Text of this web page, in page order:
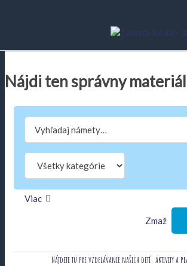
Nájdi tensprávny
Search
for:
Viac
Zmaž
Nájdete tu pre vzdelávanie našich detí aktivity a